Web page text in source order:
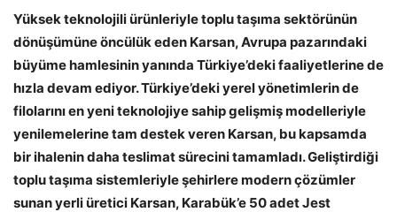
Yüksek teknolojili ürünleriyle toplu taşıma sektörünün
dönüşümüne öncülük eden Karsan, Avrupa pazarındaki
büyüme hamlesinin yanında Türkiye’deki faaliyetlerine de
hızla devam ediyor. Türkiye’deki yerel yönetimlerin de
filolarını en yeni teknolojiye sahip gelişmiş modelleriyle
yenilemelerine tam destek veren Karsan, bu kapsamda
bir ihalenin daha teslimat sürecini tamamladı. Geliştirdiği
toplu taşıma sistemleriyle şehirlere modern çözümler
sunan yerli üretici Karsan, Karabük’e 50 adet Jest